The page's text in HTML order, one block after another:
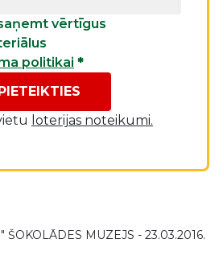
ŠOKOLĀDES MUZEJS - 23.03.2016.
vērtīgus
politikai *
loterijas noteikumi.